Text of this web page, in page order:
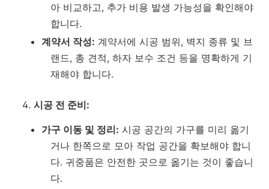
아 비교하고, 추가 비용 발생 가능성을 확인해야
합니다.
계약서 작성: 계약서에 시공 범위, 벽지 종류 및 브
랜드, 총 견적, 하자 보수 조건 등을 명확하게 기
재해야 합니다.
시공 전 준비:
가구 이동 및 정리: 시공 공간의 가구를 미리 옮기
거나 한쪽으로 모아 작업 공간을 확보해야 합니
다. 귀중품은 안전한 곳으로 옮기는 것이 좋습니
다.